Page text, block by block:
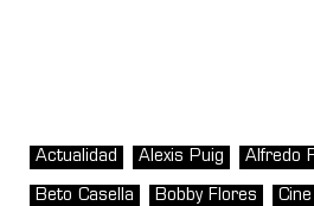
Actualidad Alexis Puig Alfredo
Beto Casella Bobby Flores Cine